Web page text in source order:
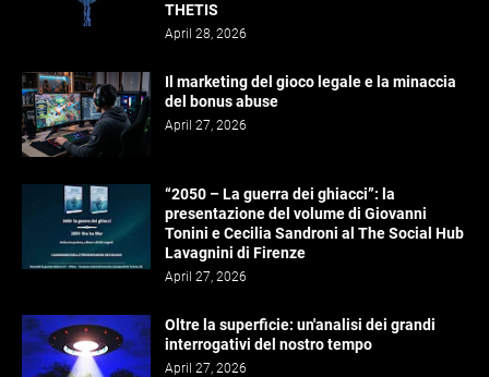
THETIS
April 28, 2026
Il marketing del gioco legale e la minaccia
del bonus abuse
April 27, 2026
“2050 – La guerra dei ghiacci”: la
presentazione del volume di Giovanni
Tonini e Cecilia Sandroni al The Social Hub
Lavagnini di Firenze
April 27, 2026
Oltre la superficie: un'analisi dei grandi
interrogativi del nostro tempo
April 27, 2026